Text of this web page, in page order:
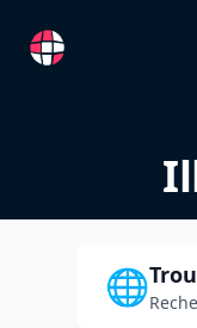
RemoteFR
🌐